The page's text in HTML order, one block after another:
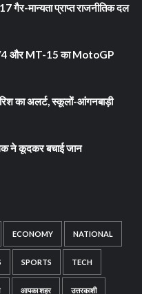
गैर-मान्यता प्राप्त राजनीतिक दल
और MT-15 का MotoGP
का अलर्ट, स्कूलों-आंगनबाड़ी
ने कूदकर बचाई जान
ECONOMY NATIONAL
SPORTS TECH
आपका शहर उत्तरकाशी